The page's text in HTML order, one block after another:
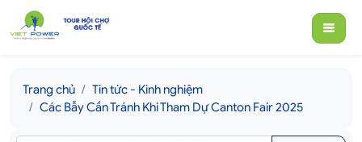
Trang chủ
Tin tức - Kinh nghiệm
Các Bẫy Cần Tránh Khi Tham Dự Canton Fair 2025